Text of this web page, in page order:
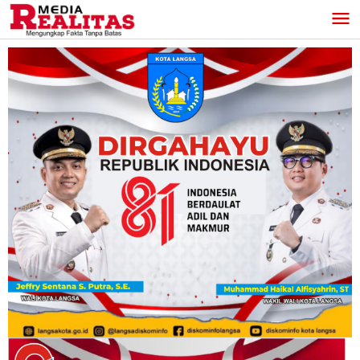
Lewati
ke
konten